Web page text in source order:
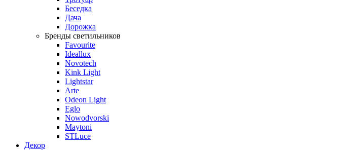
Беседка
Дача
Дорожка
Бренды светильников
Favourite
Ideallux
Novotech
Kink Light
Lightstar
Arte
Odeon Light
Eglo
Nowodvorski
Maytoni
STLuce
Декор